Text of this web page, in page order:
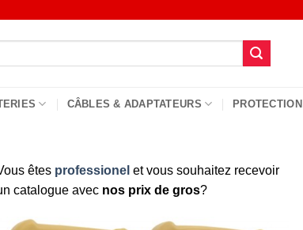
CÂBLES & ADAPTATEURS PROTECTION
êtes professionel et vous souhaitez recevoir
catalogue avec nos prix de gros?